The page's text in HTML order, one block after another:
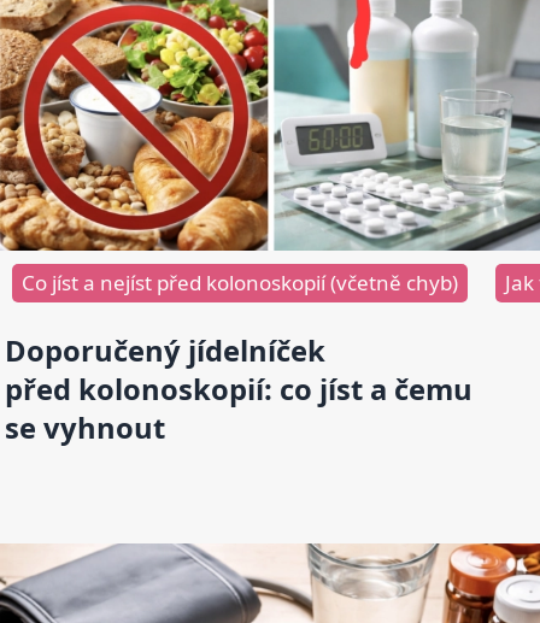
Co jíst a nejíst před kolonoskopií (včetně chyb)
Doporučený jídelníček
před kolonoskopií: co jíst a čemu
se vyhnout